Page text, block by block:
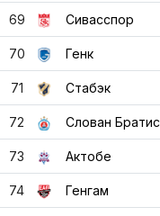
69 Сивасспор
70 Генк
71 Стабэк
72 Слован
73 Актобе
74 Генгам